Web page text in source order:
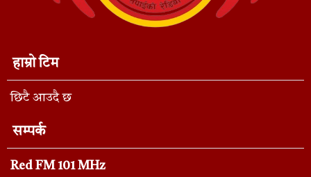
हाम्रो टिम
छिटै आउदै छ
सम्पर्क
Red FM 101 MHz